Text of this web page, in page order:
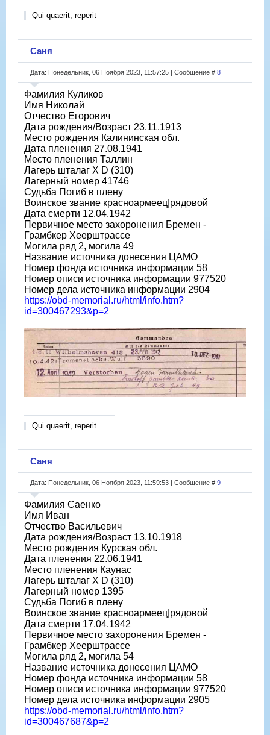
Qui quaerit, reperit
Саня
Дата: Понедельник, 06 Ноября 2023, 11:57:25 | Сообщение # 8
Фамилия Куликов
Имя Николай
Отчество Егорович
Дата рождения/Возраст 23.11.1913
Место рождения Калининская обл.
Дата пленения 27.08.1941
Место пленения Таллин
Лагерь шталаг X D (310)
Лагерный номер 41746
Судьба Погиб в плену
Воинское звание красноармеец|рядовой
Дата смерти 12.04.1942
Первичное место захоронения Бремен -
Грамбкер Хеерштрассе
Могила ряд 2, могила 49
Название источника донесения ЦАМО
Номер фонда источника информации 58
Номер описи источника информации 977520
Номер дела источника информации 2904
https://obd-memorial.ru/html/info.htm?
id=300467293&p=2
Qui quaerit, reperit
Саня
Дата: Понедельник, 06 Ноября 2023, 11:59:53 | Сообщение # 9
Фамилия Саенко
Имя Иван
Отчество Васильевич
Дата рождения/Возраст 13.10.1918
Место рождения Курская обл.
Дата пленения 22.06.1941
Место пленения Каунас
Лагерь шталаг X D (310)
Лагерный номер 1395
Судьба Погиб в плену
Воинское звание красноармеец|рядовой
Дата смерти 17.04.1942
Первичное место захоронения Бремен -
Грамбкер Хеерштрассе
Могила ряд 2, могила 54
Название источника донесения ЦАМО
Номер фонда источника информации 58
Номер описи источника информации 977520
Номер дела источника информации 2905
https://obd-memorial.ru/html/info.htm?
id=300467687&p=2